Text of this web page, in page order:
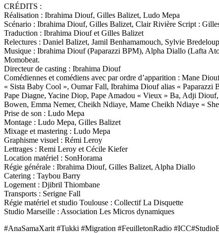
CRÉDITS :
Réalisation : Ibrahima Diouf, Gilles Balizet, Ludo Mepa
Scénario : Ibrahima Diouf, Gilles Balizet, Clair Rivière Script :
Traduction : Ibrahima Diouf et Gilles Balizet
Relectures : Daniel Balizet, Jamil Benhamamouch, Sylvie
Musique : Ibrahima Diouf (Paparazzi BPM), Alpha Diallo (Lafta
Momobeat.
Directeur de casting : Ibrahima Diouf
Comédiennes et comédiens avec par ordre d’apparition : Mane
« Sista Baby Cool », Oumar Fall, Ibrahima Diouf alias «
Pape Diagne, Yacine Diop, Pape Amadou « Vieux » Ba, Adji
Bowen, Emma Nemer, Cheikh Ndiaye, Mame Cheikh Ndiaye «
Prise de son : Ludo Mepa
Montage : Ludo Mepa, Gilles Balizet
Mixage et mastering : Ludo Mepa
Graphisme visuel : Rémi Leroy
Lettrages : Remi Leroy et Cécile Kiefer
Location matériel : SonHorama
Régie générale : Ibrahima Diouf, Gilles Balizet, Alpha Diallo
Catering : Taybou Barry
Logement : Djibril Thiombane
Transports : Serigne Fall
Régie matériel et studio Toulouse : Collectif La Disquette
Studio Marseille : Association Les Micros dynamiques
#AnaSamaXarit #Tukki #Migration #FeuilletonRadio